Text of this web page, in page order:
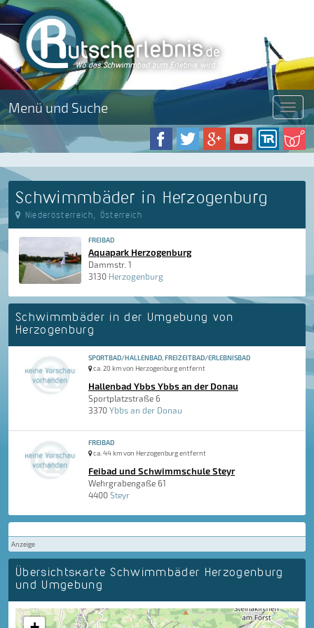
Menü und Suche Menü
Schwimmbäder in Herzogenburg
Niederösterreich, Österreich
FREIBAD
Aquapark Herzogenburg
Dammstr. 1
3130 Herzogenburg
Schwimmbäder in der Umgebung von
Herzogenburg
SPORTBAD/HALLENBAD, FREIZEITBAD/ERLEBNISBAD
ca. 20 km von Herzogenburg entfernt
Hallenbad Ybbs Ybbs an der Donau
Sportplatzstraße 6
3370 Ybbs an der Donau
FREIBAD
ca. 44 km von Herzogenburg entfernt
Feibad und Schwimmschule Steyr
Wehrgrabengaße 61
4400 Steyr
Anzeige
Übersichtskarte Schwimmbäder Herzogenburg
und Umgebung